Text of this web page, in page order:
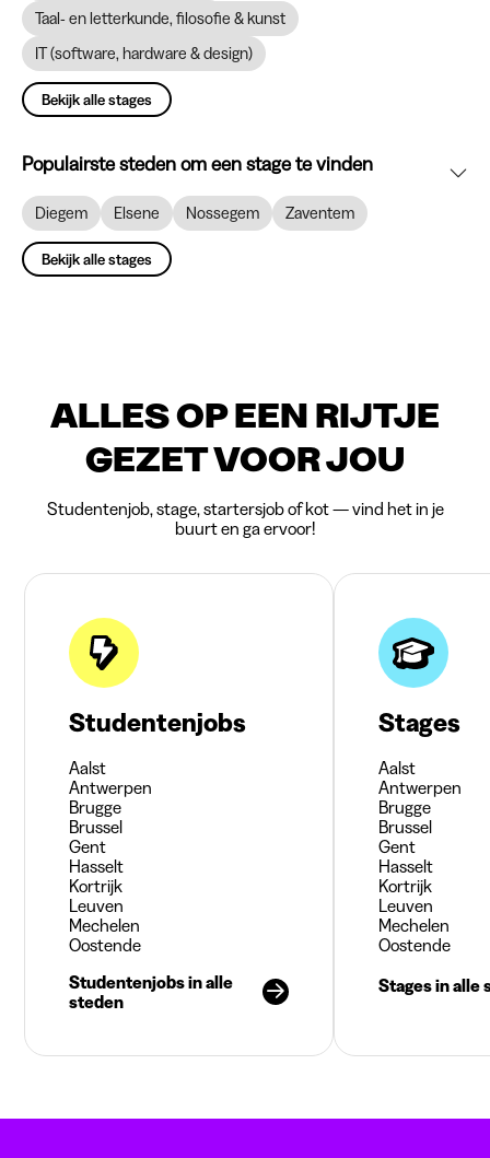
Taal- en letterkunde, filosofie & kunst
IT (software, hardware & design)
Bekijk alle stages
Populairste steden om een stage te vinden
Diegem Elsene Nossegem Zaventem
Bekijk alle stages
ALLES OP EEN RIJTJE
GEZET VOOR JOU
Studentenjob, stage, startersjob of kot — vind het in je
buurt en ga ervoor!
Studentenjobs
Aalst
Antwerpen
Brugge
Brussel
Gent
Hasselt
Kortrijk
Leuven
Mechelen
Oostende
Studentenjobs in alle
steden
Stages
Aalst
Antwerpen
Brugge
Brussel
Gent
Hasselt
Kortrijk
Leuven
Mechelen
Oostende
Stages in alle